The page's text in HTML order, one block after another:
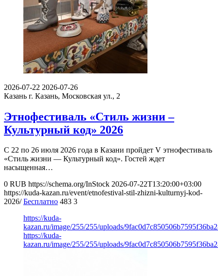
2026-07-22 2026-07-26
Казань г. Казань, Московская ул., 2
Этнофестиваль «Стиль жизни –
Культурный код» 2026
С 22 по 26 июля 2026 года в Казани пройдет V этнофестиваль
«Стиль жизни — Культурный код». Гостей ждет
насыщенная…
0 RUB https://schema.org/InStock 2026-07-22T13:20:00+03:00
https://kuda-kazan.ru/event/etnofestival-stil-zhizni-kulturnyj-kod-
2026/ Бесплатно 483 3
https://kuda-
kazan.ru/image/255/255/uploads/
https://kuda-
kazan.ru/image/255/255/uploads/